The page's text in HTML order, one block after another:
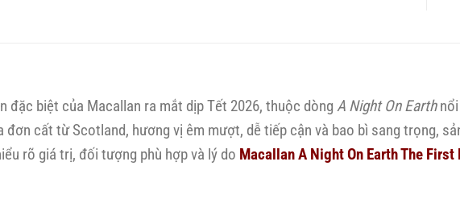
đặc biệt của Macallan ra mắt dịp Tết 2026, thuộc dòng A Night On Earthnổi
cất từ Scotland, hương vị êm mượt, dễ tiếp cận và bao bì sang trọng,
rõ giá trị, đối tượng phù hợp và lý do Macallan A Night On Earth The First